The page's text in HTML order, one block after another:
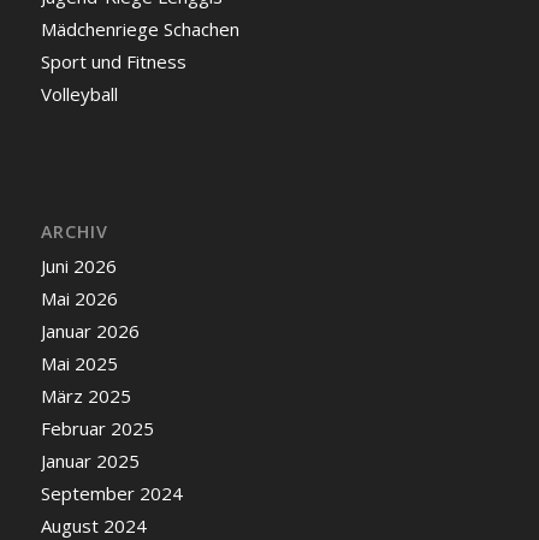
Mädchenriege Schachen
Sport und Fitness
Volleyball
ARCHIV
Juni 2026
Mai 2026
Januar 2026
Mai 2025
März 2025
Februar 2025
Januar 2025
September 2024
August 2024